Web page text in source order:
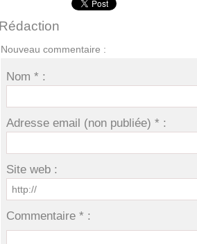
Rédaction
Nouveau commentaire :
Nom * :
Adresse email (non publiée) * :
Site web :
Commentaire * :